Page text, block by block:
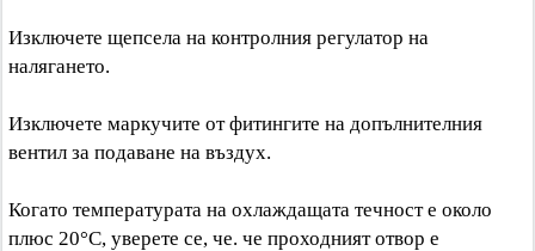
Изключете щепсела на контролния регулатор на
налягането.
Изключете маркучите от фитингите на допълнителния
вентил за подаване на въздух.
Когато температурата на охлаждащата течност е около
плюс 20°C, уверете се, че. че проходният отвор е